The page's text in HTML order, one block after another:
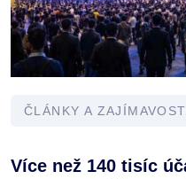
ČLÁNKY A
Více než 140 tisíc